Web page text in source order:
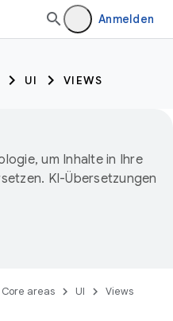
Anmelden
UI VIEWS
um Inhalte in Ihre
KI-Übersetzungen
Core areas UI Views